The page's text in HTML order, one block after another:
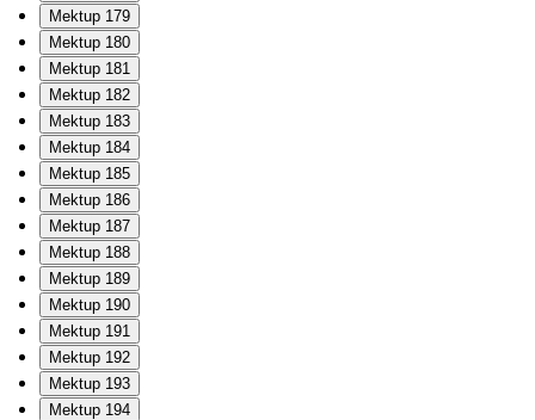
Mektup 179
Mektup 180
Mektup 181
Mektup 182
Mektup 183
Mektup 184
Mektup 185
Mektup 186
Mektup 187
Mektup 188
Mektup 189
Mektup 190
Mektup 191
Mektup 192
Mektup 193
Mektup 194